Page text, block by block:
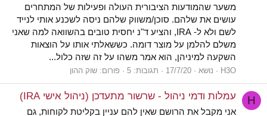
משער שהמודעות הציבורית העולה ופעילות של המתחרים
עושים את שלהם. סוכן/משווק שלהם ניסה לשכנע אותי לנייד
לשם ולא ל- IRA, והציע ד"נ יחסית טובים בהשוואה למה שאני
משלם להלמן על מוצר דומה. כששאלתי אותו על הוצאות
השקעה למיניהן, הוא אמר משהו על זה שזה כלול...
H3O נושא 17/7/20 תגובות: 5 פורום: שוק ההון
H עמלות ודמי ניהול - שרשור מתעדכן (ניהול אישי IRA)
אני מקבל את הרושם שאין להם עניין בקליטת לקוחות, גם